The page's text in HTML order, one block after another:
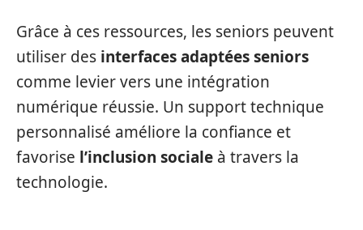
Grâce à ces ressources, les seniors peuvent
utiliser des interfaces adaptées seniors
comme levier vers une intégration
numérique réussie. Un support technique
personnalisé améliore la confiance et
favorise l’inclusion sociale à travers la
technologie.